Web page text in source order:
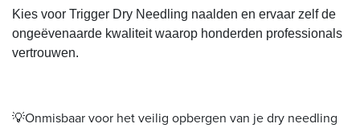
Kies voor Trigger Dry Needling naalden en ervaar zelf de
ongeëvenaarde kwaliteit waarop honderden professionals
vertrouwen.
💡Onmisbaar voor het veilig opbergen van je dry needling